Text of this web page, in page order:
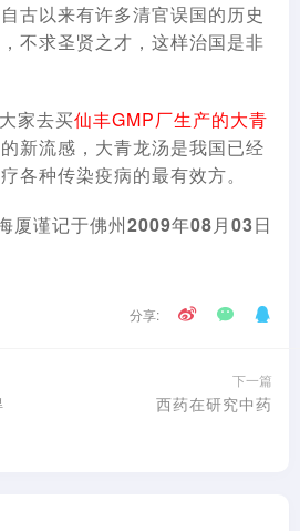
古以来有许多清官误国的历史
不求圣贤之才，这样治国是非
家去买仙丰GMP厂生产的大青
新流感，大青龙汤是我国已经
各种传染疫病的最有效方。
厦谨记于佛州2009年08月03日
分享:
下一篇
西药在研究中药